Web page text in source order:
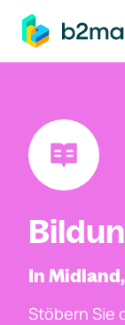
In
Stöbern Sie